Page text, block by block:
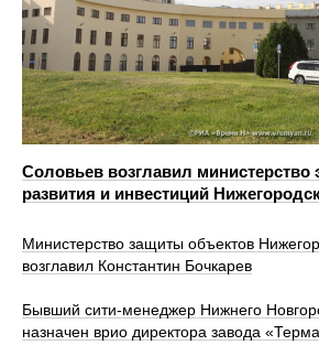
Соловьев возглавил министерство
развития и инвестиций
Министерство защиты объектов
возглавил Константин Бочкарев
Бывший сити-менеджер Нижнего
назначен врио директора завода